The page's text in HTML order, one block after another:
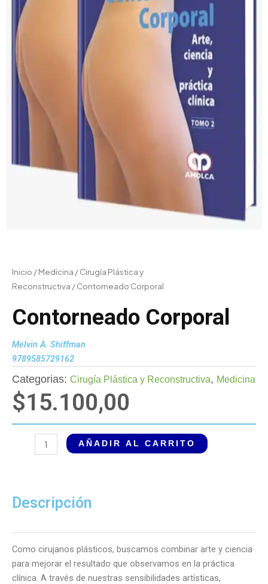
Inicio /Medicina /Cirugía Plástica y
Reconstructiva / Contorneado Corporal
Contorneado Corporal
Melvin A. Shiffman
9789585729162
Categorias: Cirugía Plástica y Reconstructiva, Medicina
$15.100,00
Contorneado
Corporal
AÑADIR AL CARRITO
Descripción
Como cirujanos plásticos, buscamos combinar arte y ciencia
para mejorar el resultado que observamos en la práctica
clínica. A través de nuestras sensibilidades artísticas,